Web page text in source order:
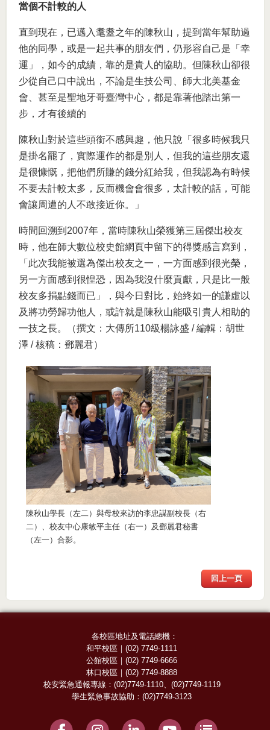
當個不計較的人
直到現在，已邁入耄耋之年的陳秋山，提到當年幫助過
他的同學，或是一起共事的朋友們，仍形容自己是「幸
運」，如今的成績，靠的是貴人的協助。但陳秋山卻很
少從自己口中說出，不論是生技公司、師大北美基金
會、甚至是聖地牙哥臺灣中心，都是靠著他踏出第一
步，才有後續的
陳秋山對於這些頭銜不感興趣，他只說「很多時候我只
是掛名罷了，實際運作的都是別人，但我的這些朋友還
是很慷慨，把他們所賺的錢分紅給我，但我認為有時候
不要去計較太多，反而機會會很多，太計較的話，可能
會讓周遭的人不敢接近你。」
時間回溯到2007年，當時陳秋山榮獲第三屆傑出校友
時，他在師大數位校史館網頁中留下的得獎感言寫到，
「此次我能被選為傑出校友之一，一方面感到很光榮，
另一方面感到很惶恐，因為我沒什麼貢獻，只是比一般
校友多捐點錢而已」，與今日對比，始終如一的謙虛以
及將功勞歸功他人，或許就是陳秋山能吸引貴人相助的
一技之長。（撰文：大傳所110級楊詠盛 / 編輯：胡世
澤 / 核稿：鄧麗君）
陳秋山學長（左二）與母校來訪的李忠謀副校長（右
二）、校友中心康敏平主任（右一）及鄧麗君秘書
（左一）合影。
回上一頁
各校區地址及電話總機：
和平校區 ｜(02) 7749-1111
公館校區 ｜(02) 7749-6666
林口校區 ｜(02) 7749-8888
校安緊急通報專線： (02)7749-1110、 (02)7749-1119
學生緊急事故協助：(02)7749-3123